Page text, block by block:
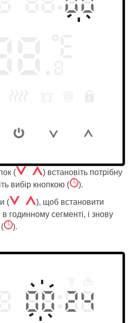
(Á Â) встановіть потрібну
вибір кнопкою (Ê).
(Á Â), щоб встановити
годинному сегменті, і знову
Ê).